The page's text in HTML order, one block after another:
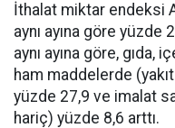
İthalat miktar endeksi
aynı ayına göre yüzde
aynı ayına göre,
ham maddelerde
yüzde 27,9 ve imalat
hariç) yüzde 8,6 arttı.